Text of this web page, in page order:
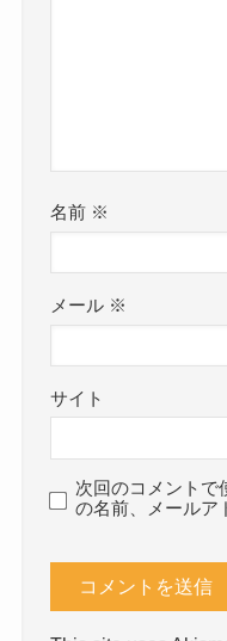
名前 ※
メール ※
サイト
次回のコメントで
の名前、メールア